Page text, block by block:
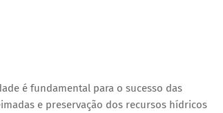
é fundamental para o sucesso das
e preservação dos recursos hídricos